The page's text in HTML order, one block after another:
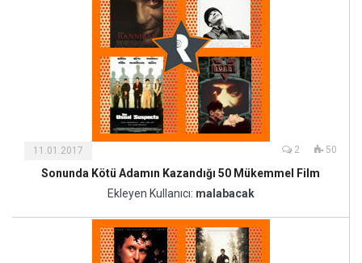
11.01.2017 2 50
Sonunda Kötü Adamın Kazandığı 50 Mükemmel Film
Ekleyen Kullanıcı: malabacak
Kültür